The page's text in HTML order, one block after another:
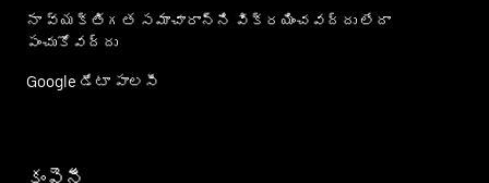
నా వ్యక్తిగత సమాచారాన్ని విక్రయించవద్దు లేదా
పంచుకోవద్దు
Google డేటా పాలసీ
కంపెనీ